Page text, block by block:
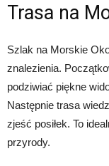
Trasa na
Szlak na Morskie
znalezienia.
podziwiać piękne
Następnie trasa
zjeść posiłek. To
przyrody.